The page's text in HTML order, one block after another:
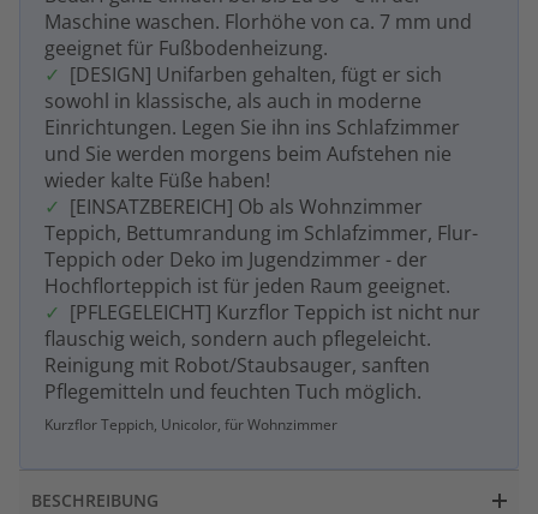
Maschine waschen. Florhöhe von ca. 7 mm und
geeignet für Fußbodenheizung.
[DESIGN] Unifarben gehalten, fügt er sich
sowohl in klassische, als auch in moderne
Einrichtungen. Legen Sie ihn ins Schlafzimmer
und Sie werden morgens beim Aufstehen nie
wieder kalte Füße haben!
[EINSATZBEREICH] Ob als Wohnzimmer
Teppich, Bettumrandung im Schlafzimmer, Flur-
Teppich oder Deko im Jugendzimmer - der
Hochflorteppich ist für jeden Raum geeignet.
[PFLEGELEICHT] Kurzflor Teppich ist nicht nur
flauschig weich, sondern auch pflegeleicht.
Reinigung mit Robot/Staubsauger, sanften
Pflegemitteln und feuchten Tuch möglich.
Kurzflor Teppich, Unicolor, für Wohnzimmer
BESCHREIBUNG